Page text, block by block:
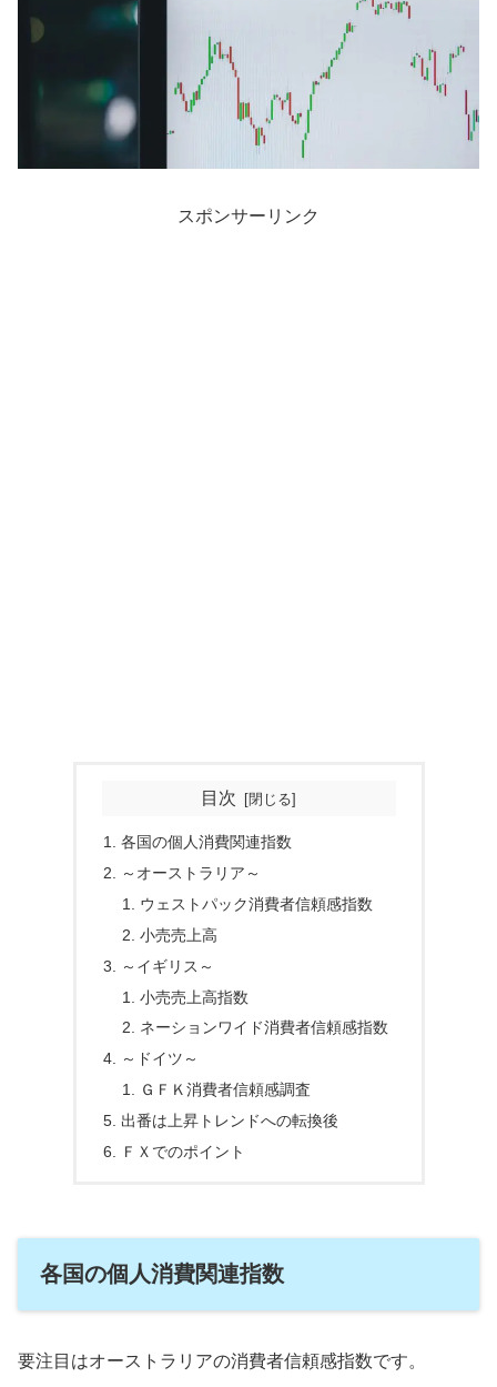
スポンサーリンク
目次
各国の個人消費関連指数
～オーストラリア～
ウェストパック消費者信頼感指数
小売売上高
～イギリス～
小売売上高指数
ネーションワイド消費者信頼感指数
～ドイツ～
ＧＦＫ消費者信頼感調査
出番は上昇トレンドへの転換後
ＦＸでのポイント
各国の個人消費関連指数
要注目はオーストラリアの消費者信頼感指数です。